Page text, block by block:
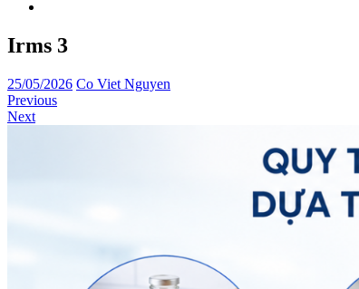
Irms 3
25/05/2026 Co Viet Nguyen
Previous
Next